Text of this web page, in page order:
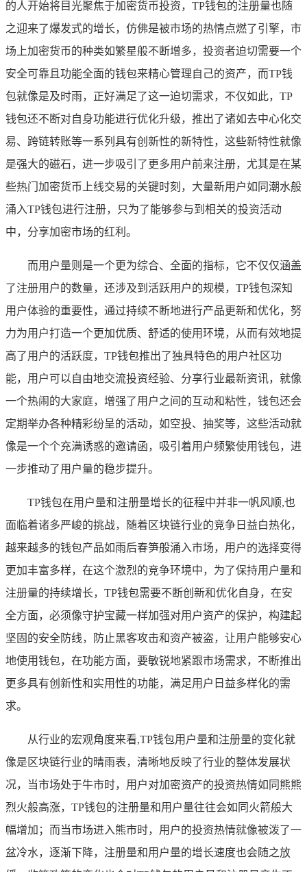
的人开始将目光聚焦于加密货币投资，TP钱包的注册量也随
之迎来了爆发式的增长，仿佛是被市场的热情点燃了引擎，市
场上加密货币的种类如繁星般不断增多，投资者迫切需要一个
安全可靠且功能全面的钱包来精心管理自己的资产，而TP钱
包就像是及时雨，正好满足了这一迫切需求，不仅如此，TP
钱包还不断对自身功能进行优化升级，推出了诸如去中心化交
易、跨链转账等一系列具有创新性的新特性，这些新特性就像
是强大的磁石，进一步吸引了更多用户前来注册，尤其是在某
些热门加密货币上线交易的关键时刻，大量新用户如同潮水般
涌入TP钱包进行注册，只为了能够参与到相关的投资活动
中，分享加密市场的红利。
而用户量则是一个更为综合、全面的指标，它不仅仅涵盖
了注册用户的数量，还涉及到活跃用户的规模，TP钱包深知
用户体验的重要性，通过持续不断地进行产品更新和优化，努
力为用户打造一个更加优质、舒适的使用环境，从而有效地提
高了用户的活跃度，TP钱包推出了独具特色的用户社区功
能，用户可以自由地交流投资经验、分享行业最新资讯，就像
一个热闹的大家庭，增强了用户之间的互动和粘性，钱包还会
定期举办各种精彩纷呈的活动，如空投、抽奖等，这些活动就
像是一个个充满诱惑的邀请函，吸引着用户频繁使用钱包，进
一步推动了用户量的稳步提升。
TP钱包在用户量和注册量增长的征程中并非一帆风顺,也
面临着诸多严峻的挑战，随着区块链行业的竞争日益白热化，
越来越多的钱包产品如雨后春笋般涌入市场，用户的选择变得
更加丰富多样，在这个激烈的竞争环境中，为了保持用户量和
注册量的持续增长，TP钱包需要不断创新和优化自身，在安
全方面，必须像守护宝藏一样加强对用户资产的保护，构建起
坚固的安全防线，防止黑客攻击和资产被盗，让用户能够安心
地使用钱包，在功能方面，要敏锐地紧跟市场需求，不断推出
更多具有创新性和实用性的功能，满足用户日益多样化的需
求。
从行业的宏观角度来看,TP钱包用户量和注册量的变化就
像是区块链行业的晴雨表，清晰地反映了行业的整体发展状
况，当市场处于牛市时，用户对加密资产的投资热情如同熊熊
烈火般高涨，TP钱包的注册量和用户量往往会如同火箭般大
幅增加；而当市场进入熊市时，用户的投资热情就像被泼了一
盆冷水，逐渐下降，注册量和用户量的增长速度也会随之放